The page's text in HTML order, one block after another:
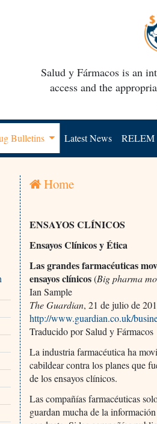
Salud y Fármacos is an
access and the
Bulletins Latest News RELEM
Home
ENSAYOS CLÍNICOS
Ensayos Clínicos y Ética
Las grandes farmacéuticas
ensayos clínicos(Big pharma
Ian Sample
The Guardian, 21 de julio de
http://www.guardian.co.uk/
Traducido por Salud y Fármacos
La industria farmacéutica ha
cabildear contra los planes que
de los ensayos clínicos.
Las compañías farmacéuticas
guardan mucha de la